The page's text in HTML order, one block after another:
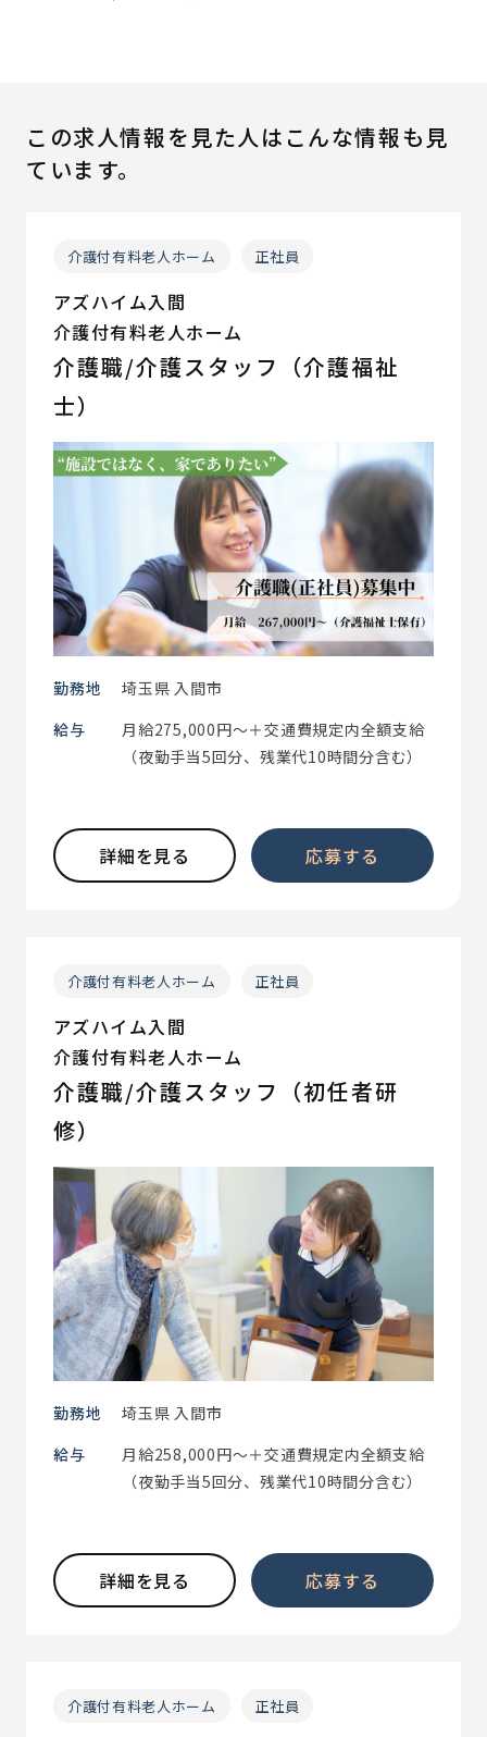
この求人情報を見た人はこんな情報も見
ています。
介護付有料老人ホーム 正社員
アズハイム入間
介護付有料老人ホーム
介護職/介護スタッフ（介護福祉
士）
勤務地
埼玉県 入間市
給与
月給275,000円～＋交通費規定内全額支給
（夜勤手当5回分、残業代10時間分含む）
詳細を見る 応募する
介護付有料老人ホーム 正社員
アズハイム入間
介護付有料老人ホーム
介護職/介護スタッフ（初任者研
修）
勤務地
埼玉県 入間市
給与
月給258,000円～＋交通費規定内全額支給
（夜勤手当5回分、残業代10時間分含む）
詳細を見る 応募する
介護付有料老人ホーム 正社員